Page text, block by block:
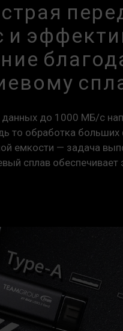
и
данных до 1000 МБ/с
то обработка
емкости — задача
сплав обеспечивает